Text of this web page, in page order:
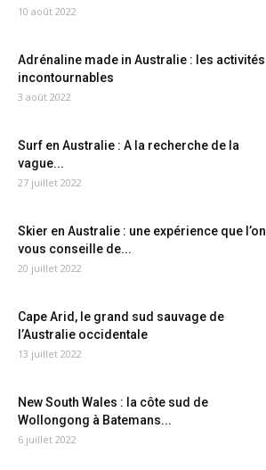
10 août 2022
Adrénaline made in Australie : les activités
incontournables
3 août 2022
Surf en Australie : A la recherche de la
vague...
27 juillet 2022
Skier en Australie : une expérience que l’on
vous conseille de...
20 juillet 2022
Cape Arid, le grand sud sauvage de
l’Australie occidentale
13 juillet 2022
New South Wales : la côte sud de
Wollongong à Batemans...
6 juillet 2022